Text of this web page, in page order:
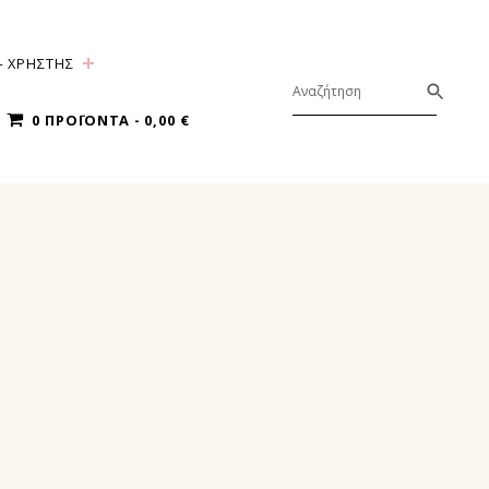
ΧΡΗΣΤΗΣ
0 ΠΡΟΪΌΝΤΑ 0,00 €